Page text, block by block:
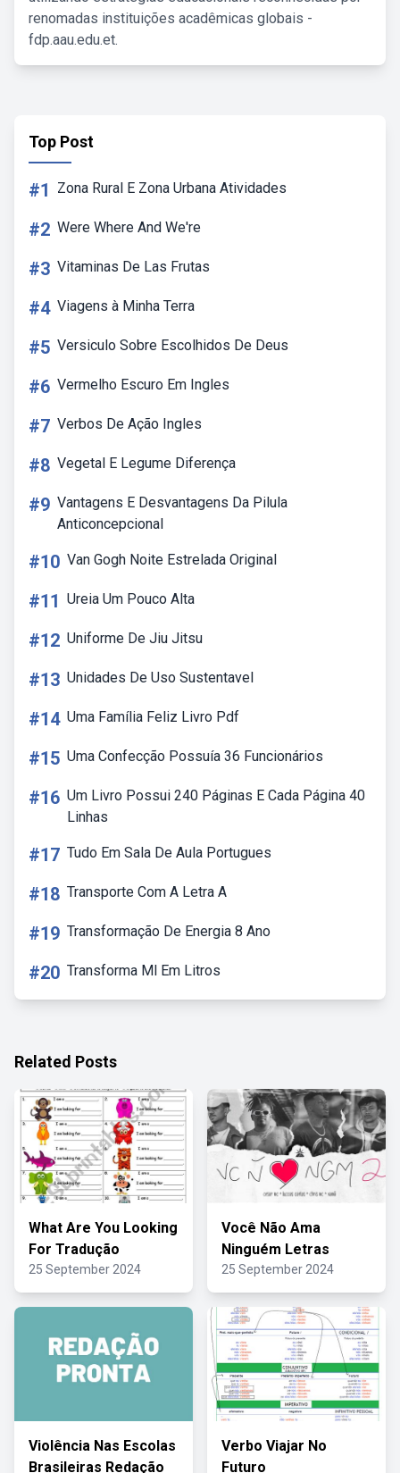
renomadas instituições acadêmicas globais -
fdp.aau.edu.et.
Top Post
#1 Zona Rural E Zona Urbana Atividades
#2 Were Where And We're
#3 Vitaminas De Las Frutas
#4 Viagens à Minha Terra
#5 Versiculo Sobre Escolhidos De Deus
#6 Vermelho Escuro Em Ingles
#7 Verbos De Ação Ingles
#8 Vegetal E Legume Diferença
#9 Vantagens E Desvantagens Da Pilula
Anticoncepcional
#10 Van Gogh Noite Estrelada Original
#11 Ureia Um Pouco Alta
#12 Uniforme De Jiu Jitsu
#13 Unidades De Uso Sustentavel
#14 Uma Família Feliz Livro Pdf
#15 Uma Confecção Possuía 36 Funcionários
#16 Um Livro Possui 240 Páginas E Cada Página 40
Linhas
#17 Tudo Em Sala De Aula Portugues
#18 Transporte Com A Letra A
#19 Transformação De Energia 8 Ano
#20 Transforma Ml Em Litros
Related Posts
What Are You Looking
For Tradução
25 September 2024
Você Não Ama
Ninguém Letras
25 September 2024
Violência Nas Escolas
Brasileiras Redação
Verbo Viajar No
Futuro